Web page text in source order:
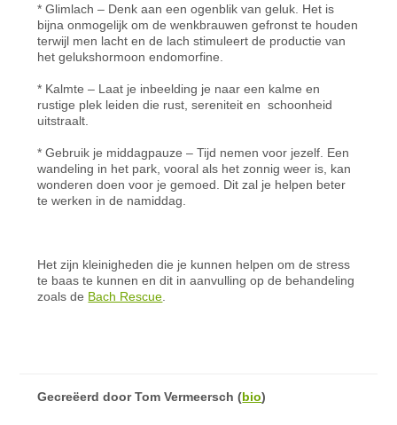
* Glimlach – Denk aan een ogenblik van geluk. Het is
bijna onmogelijk om de wenkbrauwen gefronst te houden
terwijl men lacht en de lach stimuleert de productie van
het gelukshormoon endomorfine.
* Kalmte – Laat je inbeelding je naar een kalme en
rustige plek leiden die rust, sereniteit en schoonheid
uitstraalt.
* Gebruik je middagpauze – Tijd nemen voor jezelf. Een
wandeling in het park, vooral als het zonnig weer is, kan
wonderen doen voor je gemoed. Dit zal je helpen beter
te werken in de namiddag.
Het zijn kleinigheden die je kunnen helpen om de stress
te baas te kunnen en dit in aanvulling op de behandeling
zoals de Bach Rescue
Gecreëerd doorTom Vermeersch (bio)